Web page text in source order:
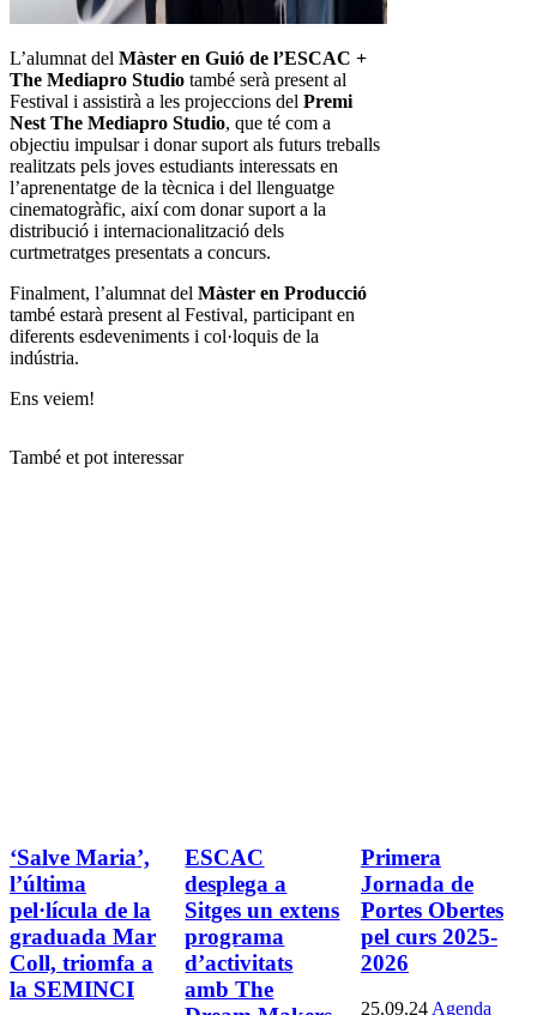
L’alumnat del Màster en Guió de l’ESCAC +
The Mediapro Studio també serà present al
Festival i assistirà a les projeccions del Premi
Nest The Mediapro Studio, que té com a
objectiu impulsar i donar suport als futurs treballs
realitzats pels joves estudiants interessats en
l’aprenentatge de la tècnica i del llenguatge
cinematogràfic, així com donar suport a la
distribució i internacionalització dels
curtmetratges presentats a concurs.
Finalment, l’alumnat del Màster en Producció
també estarà present al Festival, participant en
diferents esdeveniments i col·loquis de la
indústria.
Ens veiem!
També et pot interessar
‘Salve Maria’,
l’última
pel·lícula de la
graduada Mar
Coll, triomfa a
la SEMINCI
ESCAC
desplega a
Sitges un extens
programa
d’activitats
amb The
Primera
Jornada de
Portes Obertes
pel curs 2025-
2026
25.09.24 Agenda